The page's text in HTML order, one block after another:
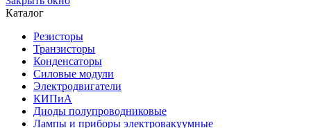
Каталог
Резисторы
Транзисторы
Конденсаторы
Силовые модули
Электродвигатели
КИПиА
Диоды полупроводниковые
Лампы и приборы электровакуумные